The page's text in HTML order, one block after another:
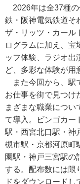
2026年は全37種の
鉄・阪神電気鉄道そ
ザ・リッツ・カール
ログラムに加え、宝
ッフ体験、ラジオ出
ど、多彩な体験が用
また今回から、駅
お仕事を街で見つけ
まざまな職業につい
て導入。ビンゴカー
駅・西宮北口駅・神
槻市駅・京都河原町
園駅・神戸三宮駅の
する。配布数には限
ドをダウンロード